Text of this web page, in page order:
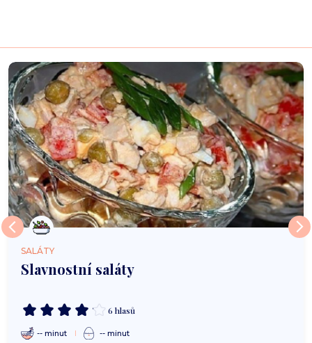
SALÁTY
Slavnostní saláty
6 hlasů
-- minut -- minut